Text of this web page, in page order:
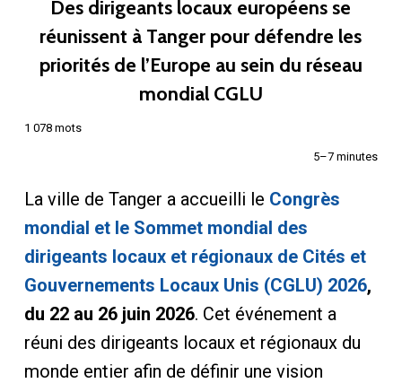
Des dirigeants locaux européens se
réunissent à Tanger pour défendre les
priorités de l’Europe au sein du réseau
mondial CGLU
1 078 mots
5–7 minutes
La ville de Tanger a accueilli le Congrès
mondial et le Sommet mondial des
dirigeants locaux et régionaux de Cités et
Gouvernements Locaux Unis (CGLU) 2026,
du 22 au 26 juin 2026. Cet événement a
réuni des dirigeants locaux et régionaux du
monde entier afin de définir une vision